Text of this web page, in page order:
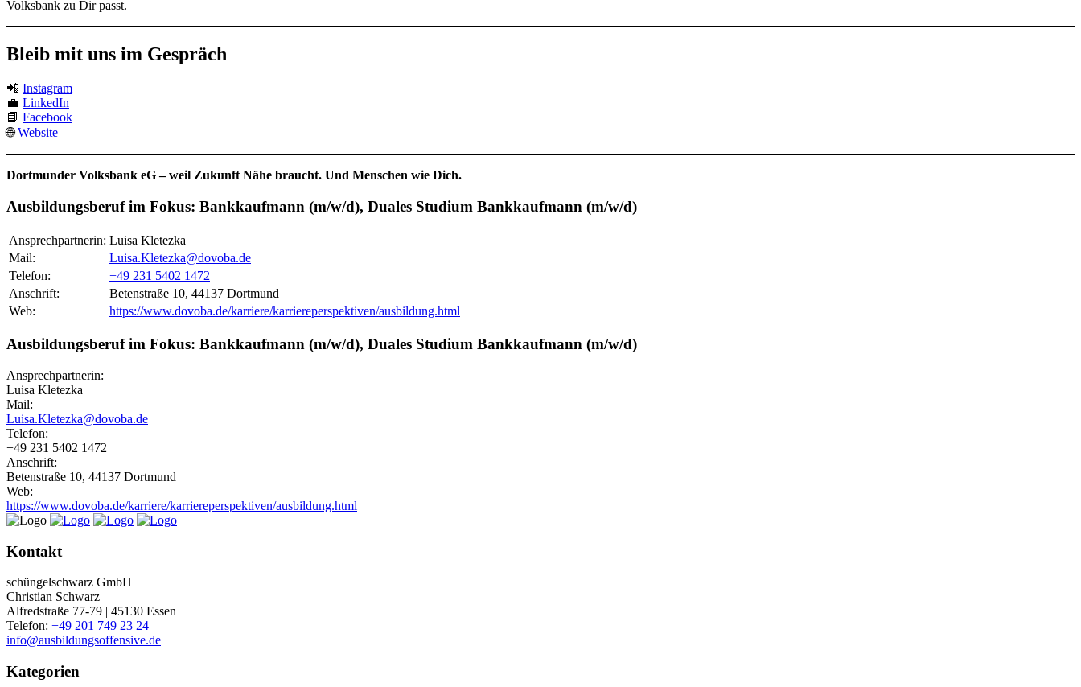
Volksbank zu Dir passt.
Bleib mit uns im Gespräch
📲 Instagram
💼 LinkedIn
📘 Facebook
🌐Website
Dortmunder Volksbank eG – weil Zukunft Nähe braucht. Und Menschen wie Dich.
Ausbildungsberuf im Fokus: Bankkaufmann (m/w/d), Duales Studium Bankkaufmann (m/w/d)
Ansprechpartnerin: Luisa Kletezka
Mail:
Luisa.Kletezka@dovoba.de
Telefon:
+49 231 5402 1472
Anschrift:
Betenstraße 10, 44137 Dortmund
Web:
https://www.dovoba.de/karriere/karriereperspektiven/ausbildung.html
Ausbildungsberuf im Fokus: Bankkaufmann (m/w/d), Duales Studium Bankkaufmann (m/w/d)
Ansprechpartnerin:
Luisa Kletezka
Mail:
Luisa.Kletezka@dovoba.de
Telefon:
+49 231 5402 1472
Anschrift:
Betenstraße 10, 44137 Dortmund
Web:
https://www.dovoba.de/karriere/karriereperspektiven/ausbildung.html
Kontakt
schüngelschwarz GmbH
Christian Schwarz
Alfredstraße 77-79 | 45130 Essen
Telefon: +49 201 749 23 24
info@ausbildungsoffensive.de
Kategorien